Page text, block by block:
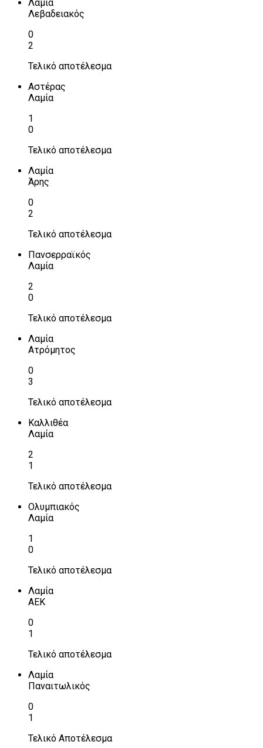
Λαμία
Λεβαδειακός
0
2
Τελικό αποτέλεσμα
Αστέρας
Λαμία
1
0
Τελικό αποτέλεσμα
Λαμία
Άρης
0
2
Τελικό αποτέλεσμα
Πανσερραϊκός
Λαμία
2
0
Τελικό αποτέλεσμα
Λαμία
Ατρόμητος
0
3
Τελικό αποτέλεσμα
Καλλιθέα
Λαμία
2
1
Τελικό αποτέλεσμα
Ολυμπιακός
Λαμία
1
0
Τελικό αποτέλεσμα
Λαμία
ΑΕΚ
0
1
Τελικό αποτέλεσμα
Λαμία
Παναιτωλικός
0
1
Τελικό Αποτέλεσμα